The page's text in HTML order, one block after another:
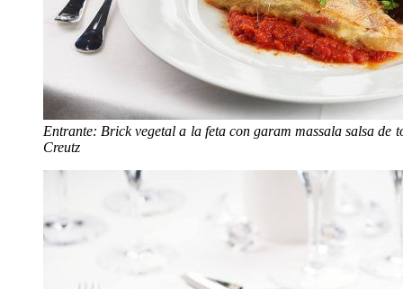
Entrante: Brick vegetal a la feta con garam massala salsa de
Creutz